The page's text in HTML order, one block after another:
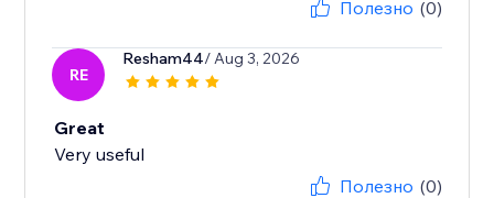
Полезно (0)
RE
Resham44/ Aug 3, 2026
Great
Very useful
Полезно (0)